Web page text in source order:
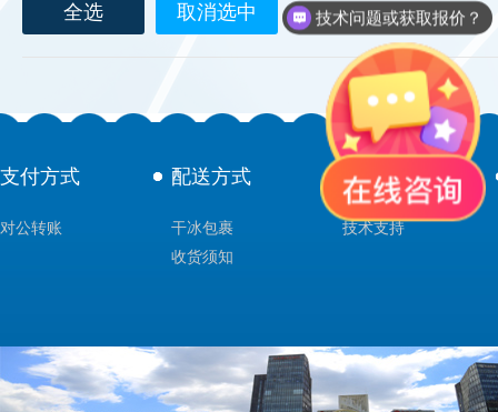
Berry & Associates Zedira
LGC Maine Standards Biolife
Abbexa AbD Serotec
全选 取消选中
支付方式
对公转账
配送方式
干冰包裹
收货须知
售后服务
技术支持
技术问题或获取报价？